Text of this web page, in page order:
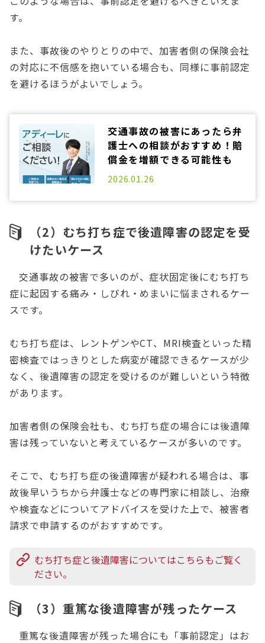
す。
また、事故後のやりとりの中で、加害者側の保険会社
の対応に不信感を抱いている場合も、同様に事前認定
を避けるほうがよいでしょう。
交通事故の被害にあったら弁
護士への相談がおすすめ！賠
償金を増額できる可能性も
2025.06.20
2026.01.26
（2）むち打ち症で後遺障害の認定を受
けたいケース
交通事故の被害で多いのが、症状固定後にむち打ち
症に起因する痛み・しびれ・めまいに悩まされるケー
スです。
むち打ち症は、レントゲンやCT、MRI検査といった精
密検査ではっきりとした病変が確認できるケースが少
なく、後遺障害の認定を受けるのが難しいという特徴
があります。
加害者側の保険会社も、むち打ち症の場合には後遺障
害は残っていないと考えているケースが多いのです。
そこで、むち打ち症の後遺障害が疑われる場合は、事
故後早いうちから弁護士などの専門家に相談し、治療
や検査などについてアドバイスを受けた上で、被害者
請求で申請するのがおすすめです。
むち打ち症と後遺障害についてはこちらもご覧く
ださい。
（3）重篤な後遺障害が残ったケース
重篤な後遺障害が残った場合にも「事前認定」はお